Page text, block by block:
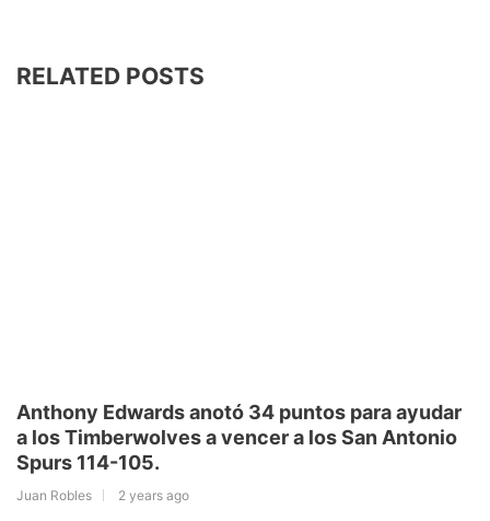
RELATED POSTS
Anthony Edwards anotó 34 puntos para ayudar
a los Timberwolves a vencer a los San Antonio
Spurs 114-105.
Juan Robles 2 years ago